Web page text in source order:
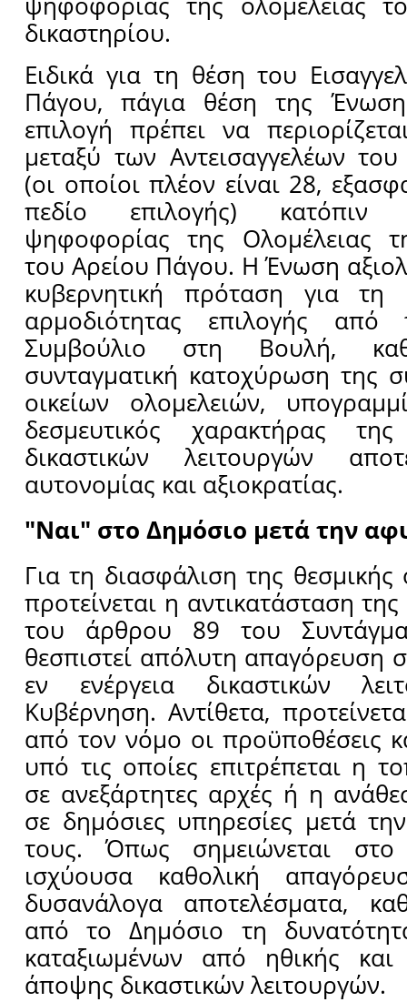
δικαστηρίου.
Ειδικά για τη θέση του
Πάγου, πάγια θέση της
επιλογή πρέπει να
μεταξύ των Αντεισαγγελέων
(οι οποίοι πλέον είναι 28,
πεδίο επιλογής) κατόπιν
ψηφοφορίας της Ολομέλειας
του Αρείου Πάγου. Η Ένωση
κυβερνητική πρόταση για τη
αρμοδιότητας επιλογής από
Συμβούλιο στη Βουλή,
συνταγματική κατοχύρωση της
οικείων ολομελειών,
δεσμευτικός χαρακτήρας
δικαστικών λειτουργών
αυτονομίας και αξιοκρατίας.
"Ναι" στο Δημόσιο μετά την
Για τη διασφάλιση της θεσμικής
προτείνεται η αντικατάσταση
του άρθρου 89 του
θεσπιστεί απόλυτη απαγόρευση
εν ενέργεια δικαστικών
Κυβέρνηση. Αντίθετα,
από τον νόμο οι προϋποθέσεις
υπό τις οποίες επιτρέπεται η
σε ανεξάρτητες αρχές ή η
σε δημόσιες υπηρεσίες μετά
τους. Όπως σημειώνεται
ισχύουσα καθολική
δυσανάλογα αποτελέσματα,
από το Δημόσιο τη
καταξιωμένων από ηθικής και
άποψης δικαστικών λειτουργών.